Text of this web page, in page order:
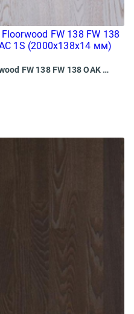
FW 138 Паркетная доска Floorwood FW 138 FW 138 OAK Orlando WHITE MATT LAC 1S (2000x138x14 мм)